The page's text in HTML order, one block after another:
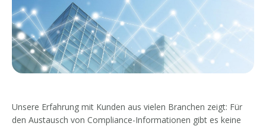
Unsere Erfahrung mit Kunden aus vielen Branchen zeigt: Für
den Austausch von Compliance-Informationen gibt es keine